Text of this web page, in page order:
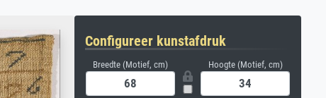
Configureer kunstafdruk
Breedte (Motief, cm) Hoogte (Motief, cm)